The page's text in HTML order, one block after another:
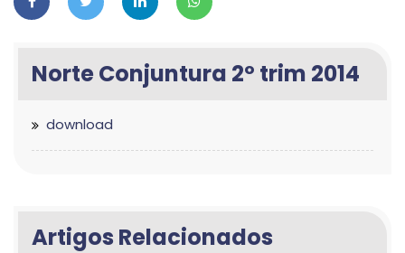
Norte Conjuntura 2º trim 2014
download
Artigos Relacionados